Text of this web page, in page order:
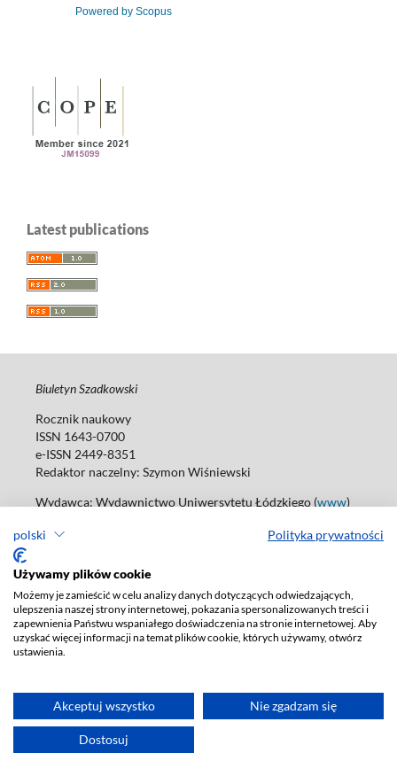
polski Polityka prywatności
Używamy plików cookie
Możemy je zamieścić w celu analizy danych dotyczących odwiedzających,
ulepszenia naszej strony internetowej, pokazania spersonalizowanych treści i
zapewnienia Państwu wspaniałego doświadczenia na stronie internetowej. Aby
uzyskać więcej informacji na temat plików cookie, których używamy, otwórz
ustawienia.
Akceptuj wszystko Nie zgadzam się
Dostosuj
Powered by Scopus
Latest publications
Biuletyn Szadkowski
Rocznik naukowy
ISSN 1643-0700
e-ISSN 2449-8351
Redaktor naczelny: Szymon Wiśniewski
Wydawca: Wydawnictwo Uniwersytetu Łódzkiego (www)
Tel.: 42 235 01 65, fax: 42 66 55 86
Deklaracja dostępności